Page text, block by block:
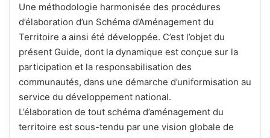
Une méthodologie harmonisée des procédures
d’élaboration d’un Schéma d’Aménagement du
Territoire a ainsi été développée. C’est l’objet du
présent Guide, dont la dynamique est conçue sur la
participation et la responsabilisation des
communautés, dans une démarche d’uniformisation au
service du développement national.
L’élaboration de tout schéma d’aménagement du
territoire est sous-tendu par une vision globale de